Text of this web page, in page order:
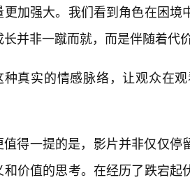
更加强大。我们看到角色在困
长并非一蹴而就，而是伴随着代
种真实的情感脉络，让观众在
值得一提的是，影片并非仅仅
和价值的思考。在经历了跌宕